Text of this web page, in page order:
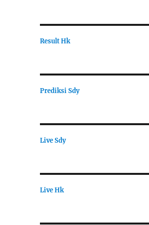
Result Hk
Prediksi Sdy
Live Sdy
Live Hk